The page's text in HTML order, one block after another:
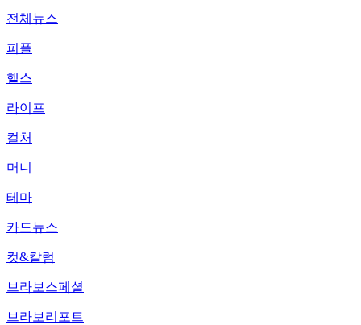
전체뉴스
피플
헬스
라이프
컬처
머니
테마
카드뉴스
컷&칼럼
브라보스페셜
브라보리포트